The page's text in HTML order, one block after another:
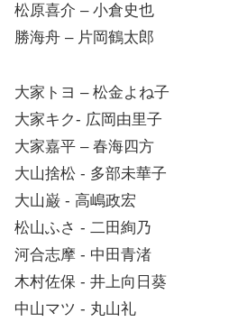
松原喜介 – 小倉史也
勝海舟 – 片岡鶴太郎
大家トヨ – 松金よね子
大家キク- 広岡由里子
大家嘉平 – 春海四方
大山捨松 ‐ 多部未華子
大山巌 ‐ 高嶋政宏
松山ふさ ‐ 二田絢乃
河合志摩 ‐ 中田青渚
木村佐保 ‐ 井上向日葵
中山マツ ‐ 丸山礼